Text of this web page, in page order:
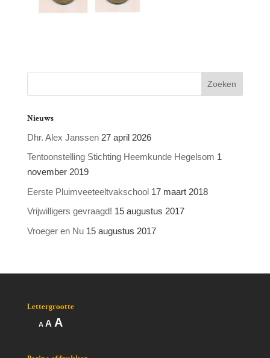
Nieuws
Dhr. Alex Janssen 27 april 2026
Tentoonstelling Stichting Heemkunde Hegelsom 1
november 2019
Eerste Pluimveeteeltvakschool 17 maart 2018
Vrijwilligers gevraagd! 15 augustus 2017
Vroeger en Nu 15 augustus 2017
Lettergrootte
A Lettertype
ALettertype
ALettertype
grootte